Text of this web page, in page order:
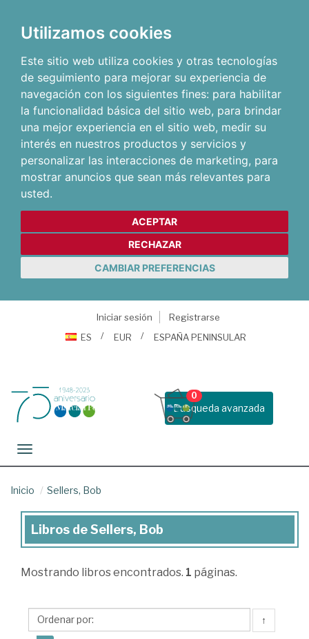
Utilizamos cookies
Este sitio web utiliza cookies y otras tecnologías
de seguimiento para mejorar su experiencia de
navegación con los siguientes fines: para habilitar
la funcionalidad básica del sitio web, para brindar
una mejor experiencia en el sitio web, medir su
interés en nuestros productos y servicios y
personalizar las interacciones de marketing, para
mostrar anuncios que sean más relevantes para
usted.
ACEPTAR
RECHAZAR
CAMBIAR PREFERENCIAS
Iniciar sesión
Registrarse
ES
EUR ESPAÑA PENINSULAR
Busqueda avanzada
0
Toggle navigation
Inicio Sellers, Bob
Libros
Sellers,
Libros de Sellers, Bob
Mostrando libros encontrados. 1 páginas.
↑